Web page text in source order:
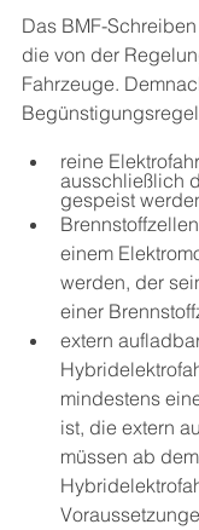
Das BMF-
die von der
Fahrzeuge.
reine
ausschließlich
gespeist
einem
werden, der
einer
extern
mindestens
ist, die extern
müssen ab